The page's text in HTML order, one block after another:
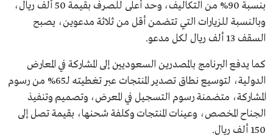
بنسبة 90% من التكاليف، وحد أعلى للصرف بقيمة 50 ألف ريال،
وبالنسبة للزيارات التي تتضمن أقل من ثلاثة مدعوين، يصبح
السقف 13 ألف ريال لكل مدعو.
كما يدفع البرنامج بالمصدرين السعوديين إلى المشاركة في المعارض
الدولية، لتوسيع نطاق تصدير المنتجات عبر تغطيته لـ65% من رسوم
المشاركة، متضمنة رسوم التسجيل في المعرض، وتصميم وتنفيذ
الجناح المخصص، وعينات المنتجات وكلفة شحنها، بقيمة تصل إلى
150 ألف ريال.